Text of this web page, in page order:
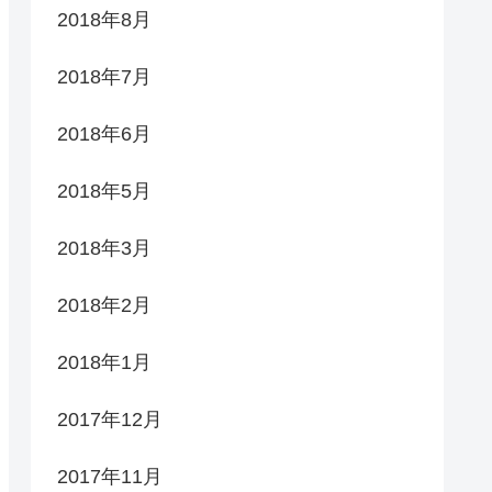
2018年8月
2018年7月
2018年6月
2018年5月
2018年3月
2018年2月
2018年1月
2017年12月
2017年11月